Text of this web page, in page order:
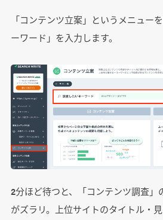
「コンテンツ立案」というメニュー
ーワード」を入力します。
2分ほど待つと、「コンテンツ調査」
がズラリ。上位サイトのタイトル・